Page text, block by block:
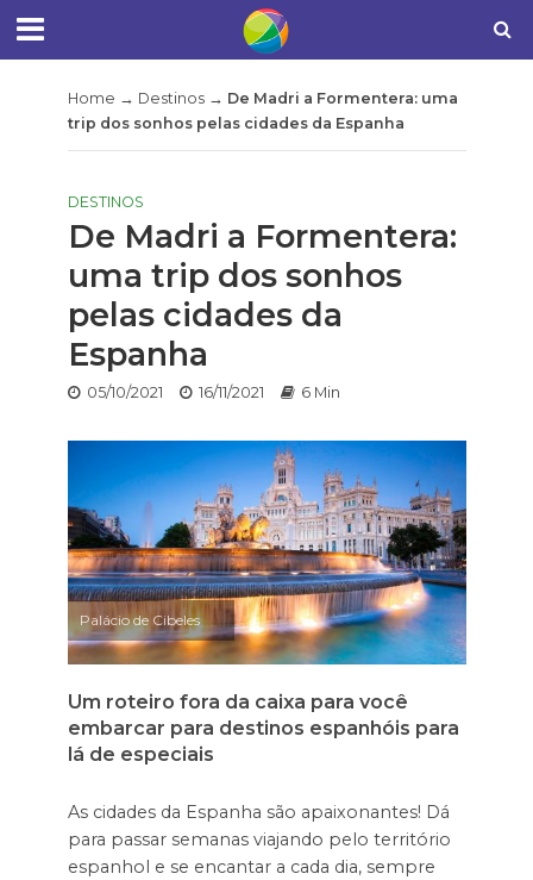
Home → Destinos→ De Madri a Formentera: uma
trip dos sonhos pelas cidades da Espanha
DESTINOS
De Madri a Formentera:
uma trip dos sonhos
pelas cidades da
Espanha
05/10/2021 16/11/2021 6 Min
Palácio de Cibeles
Um roteiro fora da caixa para você
embarcar para destinos espanhóis para
lá de especiais
As cidades da Espanha são apaixonantes! Dá
para passar semanas viajando pelo território
espanhol e se encantar a cada dia, sempre